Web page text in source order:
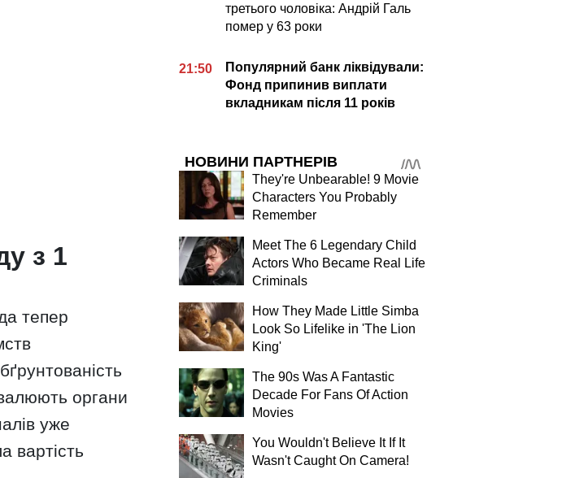
з 1
тепер
органи
уже
вартість
третього чоловіка: Андрій Галь
помер у 63 роки
21:50
Популярний банк ліквідували:
Фонд припинив виплати
вкладникам після 11 років
НОВИНИ ПАРТНЕРІВ
They're Unbearable! 9 Movie
Characters You Probably
Remember
Meet The 6 Legendary Child
Actors Who Became Real Life
Criminals
How They Made Little Simba
Look So Lifelike in 'The Lion
King'
The 90s Was A Fantastic
Decade For Fans Of Action
Movies
You Wouldn't Believe It If It
Wasn't Caught On Camera!